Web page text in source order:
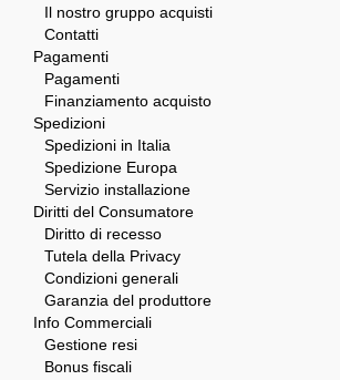
Il nostro gruppo acquisti
Contatti
Pagamenti
Pagamenti
Finanziamento acquisto
Spedizioni
Spedizioni in Italia
Spedizione Europa
Servizio installazione
Diritti del Consumatore
Diritto di recesso
Tutela della Privacy
Condizioni generali
Garanzia del produttore
Info Commerciali
Gestione resi
Bonus fiscali